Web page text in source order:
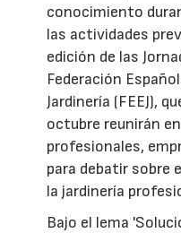
conocimiento
las actividades
edición de las
Federación
Jardinería (FEEJ),
octubre reunirán
profesionales,
para debatir sobre
la jardinería
Bajo el lema